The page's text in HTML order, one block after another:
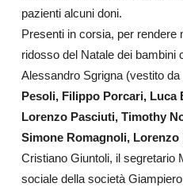
pazienti alcuni doni.
Presenti in corsia, per rendere
ridosso del Natale dei bambini
Alessandro Sgrigna (vestito da
Pesoli, Filippo Porcari, Luca
Lorenzo Pasciuti, Timothy
Simone Romagnoli, Lorenzo
Cristiano Giuntoli, il segretario
sociale della società